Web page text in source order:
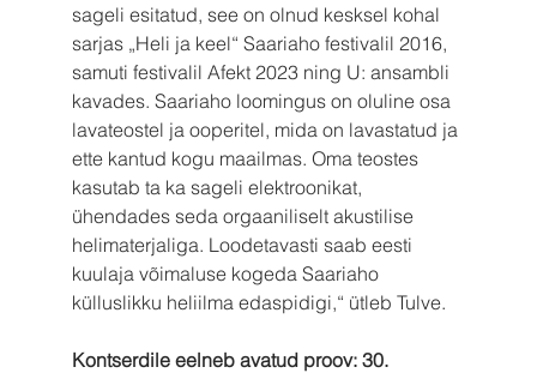
sageli esitatud, see on olnud kesksel kohal
sarjas „Heli ja keel“ Saariaho festivalil 2016,
samuti festivalil Afekt 2023 ning U: ansambli
kavades. Saariaho loomingus on oluline osa
lavateostel ja ooperitel, mida on lavastatud ja
ette kantud kogu maailmas. Oma teostes
kasutab ta ka sageli elektroonikat,
ühendades seda orgaaniliselt akustilise
helimaterjaliga. Loodetavasti saab eesti
kuulaja võimaluse kogeda Saariaho
külluslikku heliilma edaspidigi,“ ütleb Tulve.
Kontserdile eelneb avatud proov: 30.